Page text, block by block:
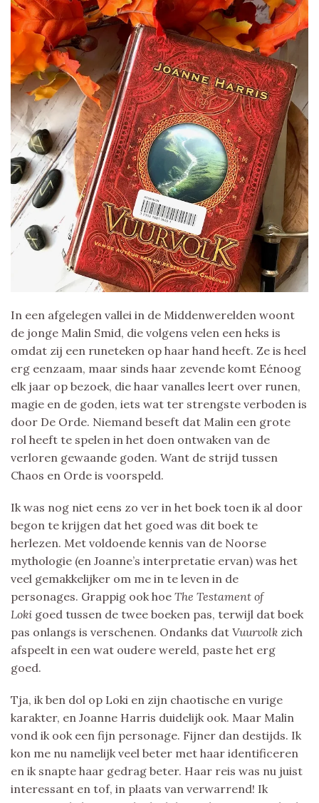
In een afgelegen vallei in de Middenwerelden woont
de jonge Malin Smid, die volgens velen een heks is
omdat zij een runeteken op haar hand heeft. Ze is heel
erg eenzaam, maar sinds haar zevende komt Eénoog
elk jaar op bezoek, die haar vanalles leert over runen,
magie en de goden, iets wat ter strengste verboden is
door De Orde. Niemand beseft dat Malin een grote
rol heeft te spelen in het doen ontwaken van de
verloren gewaande goden. Want de strijd tussen
Chaos en Orde is voorspeld.
Ik was nog niet eens zo ver in het boek toen ik al door
begon te krijgen dat het goed was dit boek te
herlezen. Met voldoende kennis van de Noorse
mythologie (en Joanne’s interpretatie ervan) was het
veel gemakkelijker om me in te leven in de
personages. Grappig ook hoe The Testament of
Loki goed tussen de twee boeken pas, terwijl dat boek
pas onlangs is verschenen. Ondanks dat Vuurvolk zich
afspeelt in een wat oudere wereld, paste het erg
goed.
Tja, ik ben dol op Loki en zijn chaotische en vurige
karakter, en Joanne Harris duidelijk ook. Maar Malin
vond ik ook een fijn personage. Fijner dan destijds. Ik
kon me nu namelijk veel beter met haar identificeren
en ik snapte haar gedrag beter. Haar reis was nu juist
interessant en tof, in plaats van verwarrend! Ik